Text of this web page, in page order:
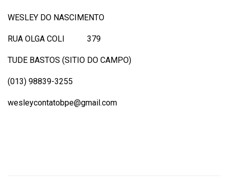
WESLEY DO NASCIMENTO
RUA OLGA COLI 379
TUDE BASTOS (SITIO DO CAMPO)
(013) 98839-3255
wesleycontatobpe@gmail.com